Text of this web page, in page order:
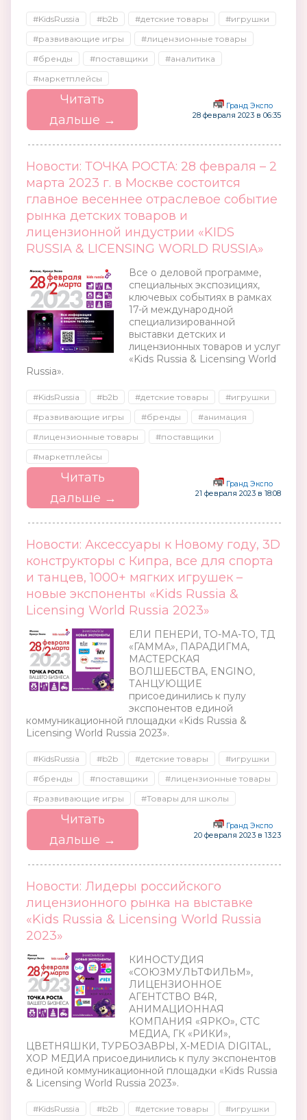
#KidsRussia #b2b #детские товары
#игрушки
#развивающие игры
#лицензионные товары
#бренды
#поставщики
#аналитика
#маркетплейсы
Читать
дальше →
Гранд Экспо
28 февраля 2023 в 06:35
Новости: ТОЧКА РОСТА: 28 февраля – 2
марта 2023 г. в Москве состоится
главное весеннее отраслевое событие
рынка детских товаров и
лицензионной индустрии «KIDS
RUSSIA & LICENSING WORLD RUSSIA»
Все о деловой программе,
специальных экспозициях,
ключевых событиях в рамках
17-й международной
специализированной
выставки детских и
лицензионных товаров и услуг
«Kids Russia & Licensing World
Russia».
#KidsRussia #b2b #детские товары
#игрушки
#развивающие игры
#бренды
#анимация
#лицензионные товары
#поставщики
#маркетплейсы
Читать
дальше →
Гранд Экспо
21 февраля 2023 в 18:08
Новости: Аксессуары к Новому году, 3D
конструкторы с Кипра, все для спорта
и танцев, 1000+ мягких игрушек –
новые экспоненты «Kids Russia &
Licensing World Russia 2023»
ЕЛИ ПЕНЕРИ, ТО-МА-ТО, ТД
«ГАММА», ПАРАДИГМА,
МАСТЕРСКАЯ
ВОЛШЕБСТВА, ENGINO,
ТАНЦУЮЩИЕ
присоединились к пулу
экспонентов единой
коммуникационной площадки «Kids Russia &
Licensing World Russia 2023».
#KidsRussia #b2b #детские товары
#игрушки
#бренды
#поставщики
#лицензионные товары
#развивающие игры
#Товары для школы
Читать
дальше →
Гранд Экспо
20 февраля 2023 в 13:23
Новости: Лидеры российского
лицензионного рынка на выставке
«Kids Russia & Licensing World Russia
2023»
КИНОСТУДИЯ
«СОЮЗМУЛЬТФИЛЬМ»,
ЛИЦЕНЗИОННОЕ
АГЕНТСТВО B4R,
АНИМАЦИОННАЯ
КОМПАНИЯ «ЯРКО», СТС
МЕДИА, ГК «РИКИ»,
ЦВЕТНЯШКИ, ТУРБОЗАВРЫ, X-MEDIA DIGITAL,
ХОР МЕДИА присоединились к пулу экспонентов
единой коммуникационной площадки «Kids Russia
& Licensing World Russia 2023».
#KidsRussia #b2b #детские товары #игрушки